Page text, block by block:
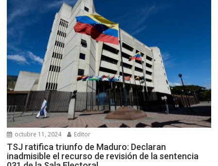
octubre 11, 2024 Editor
TSJ ratifica triunfo de Maduro: Declaran
inadmisible el recurso de revisión de la sentencia